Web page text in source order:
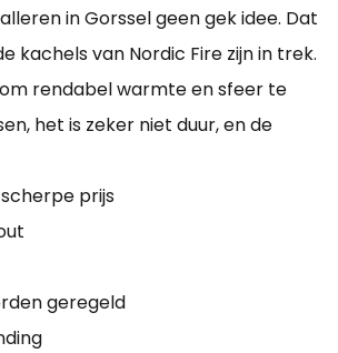
in Gorssel geen gek idee. Dat
kachels van Nordic Fire zijn in trek.
rendabel warmte en sfeer te
het is zeker niet duur, en de
prijs
geregeld